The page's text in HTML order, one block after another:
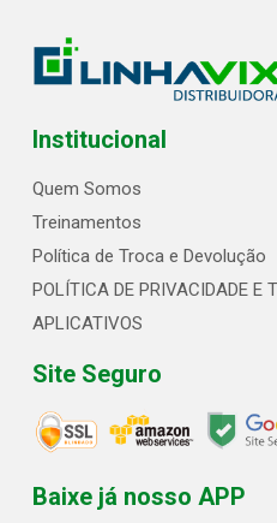
Institucional
Quem Somos
Treinamentos
Política de Troca e Devolução
POLÍTICA DE PRIVACIDADE E
APLICATIVOS
Site Seguro
Baixe já nosso APP